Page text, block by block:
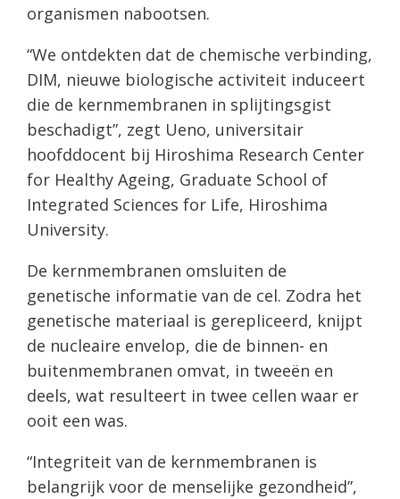
organismen nabootsen.
“We ontdekten dat de chemische verbinding,
DIM, nieuwe biologische activiteit induceert
die de kernmembranen in splijtingsgist
beschadigt”, zegt Ueno, universitair
hoofddocent bij Hiroshima Research Center
for Healthy Ageing, Graduate School of
Integrated Sciences for Life, Hiroshima
University.
De kernmembranen omsluiten de
genetische informatie van de cel. Zodra het
genetische materiaal is gerepliceerd, knijpt
de nucleaire envelop, die de binnen- en
buitenmembranen omvat, in tweeën en
deels, wat resulteert in twee cellen waar er
ooit een was.
“Integriteit van de kernmembranen is
belangrijk voor de menselijke gezondheid”,